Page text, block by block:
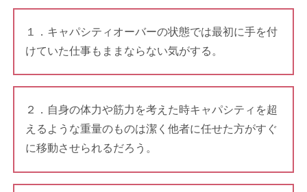
１．キャパシティオーバーの状態では最初に手を付
けていた仕事もままならない気がする。
２．自身の体力や筋力を考えた時キャパシティを超
えるような重量のものは潔く他者に任せた方がすぐ
に移動させられるだろう。